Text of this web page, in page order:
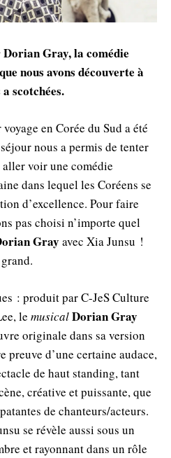
Gray, la comédie
nous avons découverte à
scotchées.
en Corée du Sud a été
nous a permis de tenter
voir une comédie
dans lequel les Coréens se
d’excellence. Pour faire
pas choisi n’importe quel
Gray avec Xia Junsu !
: produit par C-JeS Culture
le musicalDorian Gray
originale dans sa version
preuve d’une certaine audace,
de haut standing, tant
créative et puissante, que
de chanteurs/acteurs.
se révèle aussi sous un
et rayonnant dans un rôle